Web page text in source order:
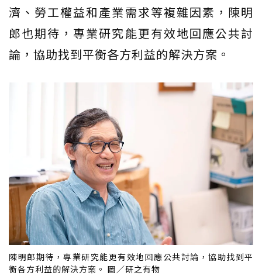
濟、勞工權益和產業需求等複雜因素，陳明
郎也期待，專業研究能更有效地回應公共討
論，協助找到平衡各方利益的解決方案。
陳明郎期待，專業研究能更有效地回應公共討論，協助找到平
衡各方利益的解決方案。 圖／研之有物